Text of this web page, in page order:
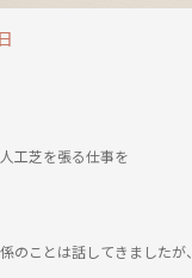
工芝を張る仕事を
のことは話してきましたが、